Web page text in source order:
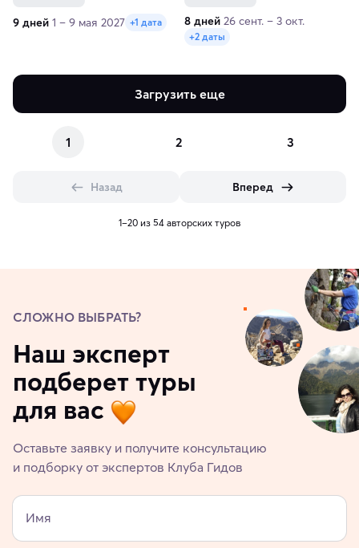
9 дней 1 – 9 мая 2027 +1 дата 8 дней 26 сент. – 3 окт.
+2 даты
Загрузить еще
1 2 3
Назад Вперед
1–20 из 54 авторских туров
СЛОЖНО ВЫБРАТЬ?
Наш эксперт
подберет туры
для вас
Оставьте заявку и получите консультацию
и подборку от экспертов Клуба Гидов
Имя